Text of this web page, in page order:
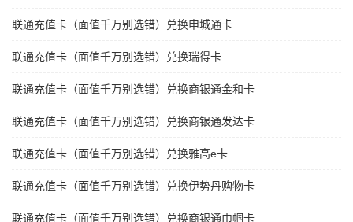
联通充值卡（面值千万别选错）兑换申城通卡
联通充值卡（面值千万别选错）兑换瑞得卡
联通充值卡（面值千万别选错）兑换商银通金和卡
联通充值卡（面值千万别选错）兑换商银通发达卡
联通充值卡（面值千万别选错）兑换雅高e卡
联通充值卡（面值千万别选错）兑换伊势丹购物卡
联通充值卡（面值千万别选错）兑换商银通巾帼卡